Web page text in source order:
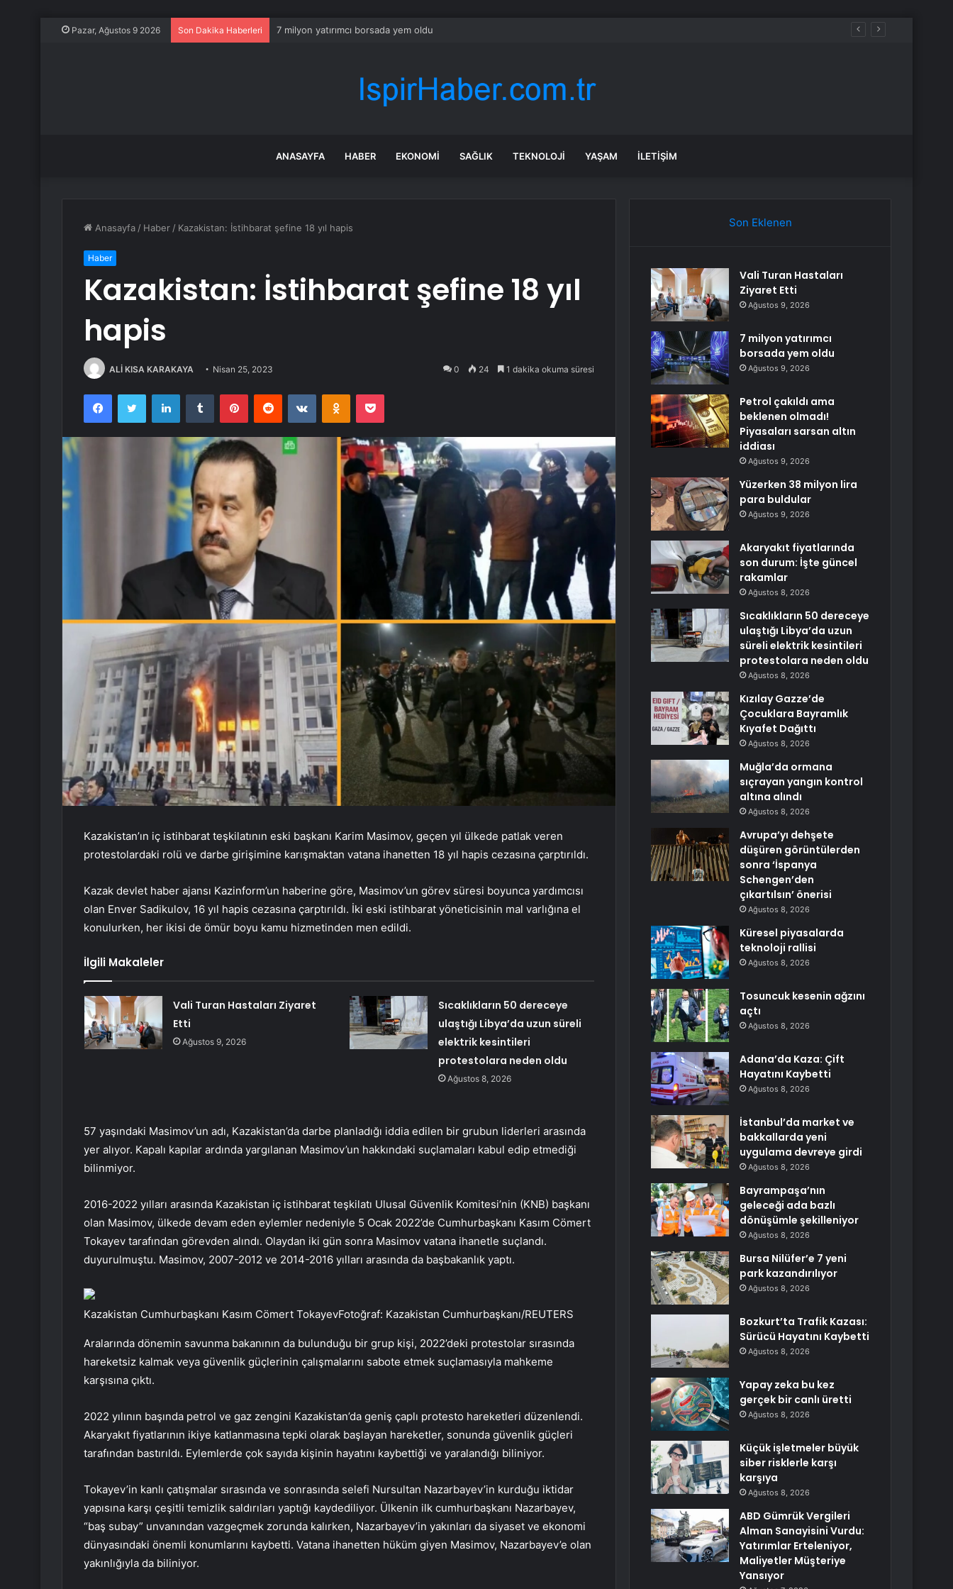
Pazar, Ağustos 9 2026 Son Dakika Haberleri 7 milyon yatırımcı borsada yem oldu
ANASAYFA HABER EKONOMI SAĞLIK TEKNOLOJI YAŞAM İLETIŞIM
Anasayfa / Haber / Kazakistan: İstihbarat şefine 18 yıl hapis
Haber
Kazakistan: İstihbarat şefine 18 yıl
hapis
ALİ KISA KARAKAYA Nisan 25, 2023 0 24 1 dakika okuma süresi
FacebookTwitter LinkedInTumblr PinterestReddit VKontakteOdnoklassniki
Pocket
Kazakistan’ın iç istihbarat teşkilatının eski başkanı Karim Masimov, geçen yıl ülkede patlak veren
protestolardaki rolü ve darbe girişimine karışmaktan vatana ihanetten 18 yıl hapis cezasına çarptırıldı.
Kazak devlet haber ajansı Kazinform’un haberine göre, Masimov’un görev süresi boyunca yardımcısı
olan Enver Sadikulov, 16 yıl hapis cezasına çarptırıldı. İki eski istihbarat yöneticisinin mal varlığına el
konulurken, her ikisi de ömür boyu kamu hizmetinden men edildi.
İlgili Makaleler
Vali Turan Hastaları Ziyaret
Etti
Ağustos 9, 2026
Sıcaklıkların 50 dereceye
ulaştığı Libya’da uzun süreli
elektrik kesintileri
protestolara neden oldu
Ağustos 8, 2026
57 yaşındaki Masimov’un adı, Kazakistan’da darbe planladığı iddia edilen bir grubun liderleri arasında
yer alıyor. Kapalı kapılar ardında yargılanan Masimov’un hakkındaki suçlamaları kabul edip etmediği
bilinmiyor.
2016-2022 yılları arasında Kazakistan iç istihbarat teşkilatı Ulusal Güvenlik Komitesi’nin (KNB) başkanı
olan Masimov, ülkede devam eden eylemler nedeniyle 5 Ocak 2022’de Cumhurbaşkanı Kasım Cömert
Tokayev tarafından görevden alındı. Olaydan iki gün sonra Masimov vatana ihanetle suçlandı.
duyurulmuştu. Masimov, 2007-2012 ve 2014-2016 yılları arasında da başbakanlık yaptı.
Kazakistan Cumhurbaşkanı Kasım Cömert TokayevFotoğraf: Kazakistan Cumhurbaşkanı/REUTERS
Aralarında dönemin savunma bakanının da bulunduğu bir grup kişi, 2022’deki protestolar sırasında
hareketsiz kalmak veya güvenlik güçlerinin çalışmalarını sabote etmek suçlamasıyla mahkeme
karşısına çıktı.
2022 yılının başında petrol ve gaz zengini Kazakistan’da geniş çaplı protesto hareketleri düzenlendi.
Akaryakıt fiyatlarının ikiye katlanmasına tepki olarak başlayan hareketler, sonunda güvenlik güçleri
tarafından bastırıldı. Eylemlerde çok sayıda kişinin hayatını kaybettiği ve yaralandığı biliniyor.
Tokayev’in kanlı çatışmalar sırasında ve sonrasında selefi Nursultan Nazarbayev’in kurduğu iktidar
yapısına karşı çeşitli temizlik saldırıları yaptığı kaydediliyor. Ülkenin ilk cumhurbaşkanı Nazarbayev,
“baş subay” unvanından vazgeçmek zorunda kalırken, Nazarbayev’in yakınları da siyaset ve ekonomi
dünyasındaki önemli konumlarını kaybetti. Vatana ihanetten hüküm giyen Masimov, Nazarbayev’e olan
yakınlığıyla da biliniyor.
Son Eklenen
Vali Turan Hastaları
Ziyaret Etti
Ağustos 9, 2026
7 milyon yatırımcı
borsada yem oldu
Ağustos 9, 2026
Petrol çakıldı ama
beklenen olmadı!
Piyasaları sarsan altın
iddiası
Ağustos 9, 2026
Yüzerken 38 milyon lira
para buldular
Ağustos 9, 2026
Akaryakıt fiyatlarında
son durum: İşte güncel
rakamlar
Ağustos 8, 2026
Sıcaklıkların 50 dereceye
ulaştığı Libya’da uzun
süreli elektrik kesintileri
protestolara neden oldu
Ağustos 8, 2026
Kızılay Gazze’de
Çocuklara Bayramlık
Kıyafet Dağıttı
Ağustos 8, 2026
Muğla’da ormana
sıçrayan yangın kontrol
altına alındı
Ağustos 8, 2026
Avrupa’yı dehşete
düşüren görüntülerden
sonra ‘İspanya
Schengen’den
çıkartılsın’ önerisi
Ağustos 8, 2026
Küresel piyasalarda
teknoloji rallisi
Ağustos 8, 2026
Tosuncuk kesenin ağzını
açtı
Ağustos 8, 2026
Adana’da Kaza: Çift
Hayatını Kaybetti
Ağustos 8, 2026
İstanbul’da market ve
bakkallarda yeni
uygulama devreye girdi
Ağustos 8, 2026
Bayrampaşa’nın
geleceği ada bazlı
dönüşümle şekilleniyor
Ağustos 8, 2026
Bursa Nilüfer’e 7 yeni
park kazandırılıyor
Ağustos 8, 2026
Bozkurt’ta Trafik Kazası:
Sürücü Hayatını Kaybetti
Ağustos 8, 2026
Yapay zeka bu kez
gerçek bir canlı üretti
Ağustos 8, 2026
Küçük işletmeler büyük
siber risklerle karşı
karşıya
Ağustos 8, 2026
ABD Gümrük Vergileri
Alman Sanayisini Vurdu:
Yatırımlar Erteleniyor,
Maliyetler Müşteriye
Yansıyor